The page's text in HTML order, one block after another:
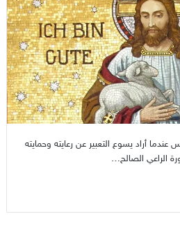
أراد يسوع التعبير عن رعايته وحمايته
الراعي الصالح…